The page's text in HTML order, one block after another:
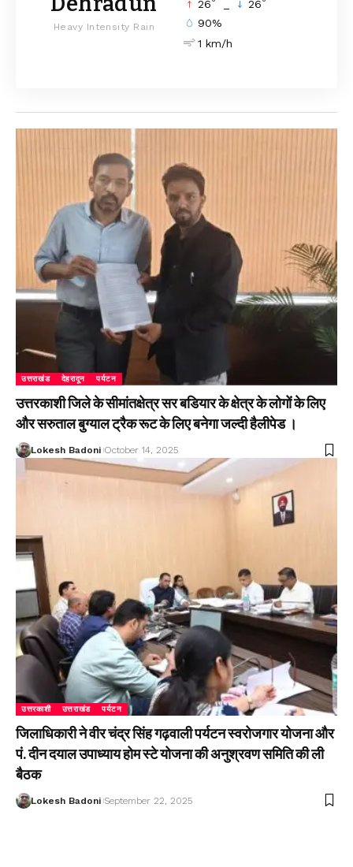
Heavy Intensity Rain
26 26
90%
1 km/h
उत्तराखंड देहरादून पर्यटन
उत्तरकाशी जिले के सीमांतक्षेत्र सर बडियार के क्षेत्र के लोगों के लिए
और सरुताल बुग्याल ट्रैक रूट के लिए बनेगा जल्दी हैलीपेड ।
Lokesh Badoni October 14, 2025
उत्तरकाशी उत्तराखंड पर्यटन
जिलाधिकारी ने वीर चंद्र सिंह गढ़वाली पर्यटन स्वरोजगार योजना और
पं. दीन दयाल उपाध्याय होम स्टे योजना की अनुश्रवण समिति की ली
बैठक
Lokesh Badoni September 22, 2025